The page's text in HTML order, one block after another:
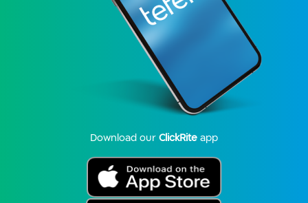
Download our ClickRite app